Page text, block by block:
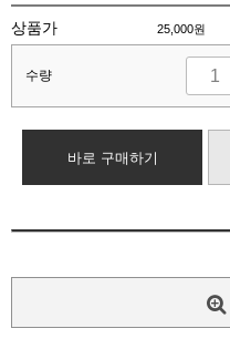
상품가 25,000원
수량
바로 구매하기